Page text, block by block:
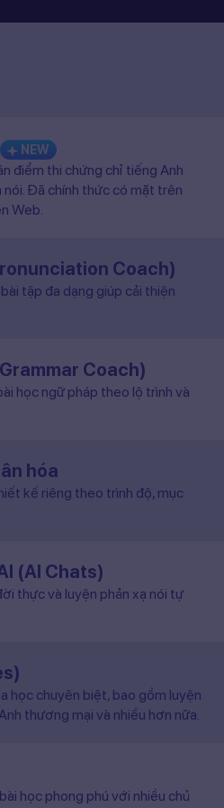
NEW
điểm thi chứng chỉ tiếng Anh
Đã chính thức có mặt trên
Web.
Coach)
tập đa dạng giúp cải thiện
Coach)
học ngữ pháp theo lộ trình và
hóa
kế riêng theo trình độ, mục
(AI Chats)
thực và luyện phản xạ nói tự
học chuyên biệt, bao gồm luyện
thương mại và nhiều hơn nữa.
học phong phú với nhiều chủ